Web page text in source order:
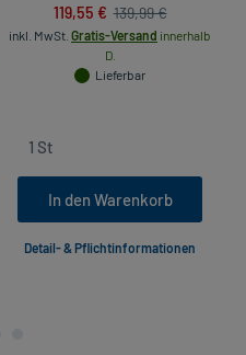
119,55 € 139,99 €
inkl. MwSt. Gratis-Versand innerhalb
D.
Lieferbar
In den Warenkorb
Detail- & Pflichtinformationen